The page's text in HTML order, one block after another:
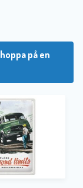
på en